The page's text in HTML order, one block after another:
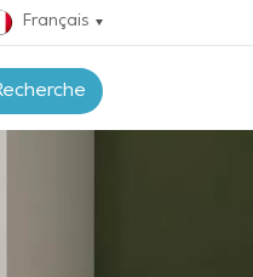
Français